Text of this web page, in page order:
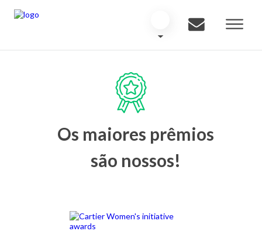
Os maiores prêmios
são nossos!